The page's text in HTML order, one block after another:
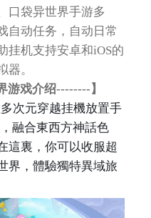
口袋异世界手游多
自动任务，自动日常
挂机支持安卓和iOS的
。
游戏介绍--------】
次元穿越挂機放置手
，融合東西方神話色
這裏，你可以收服超
界，體驗獨特異域旅